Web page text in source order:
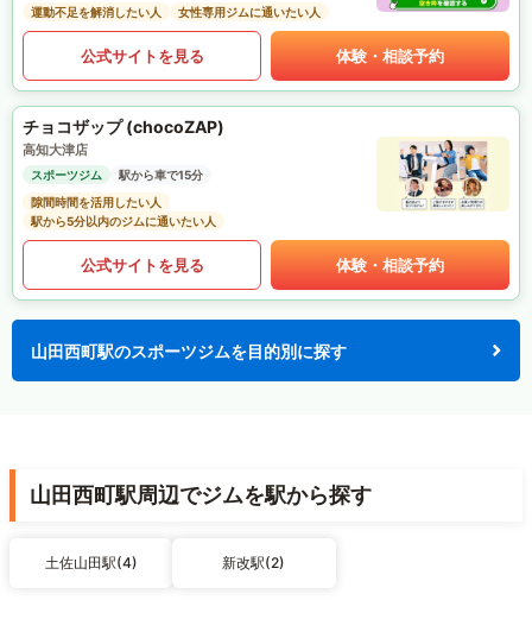
運動不足を解消したい人
女性専用ジムに通いたい人
公式サイトを見る 体験・相談予約
チョコザップ (chocoZAP)
高知大津店
スポーツジム
駅から車で15分
隙間時間を活用したい人
駅から5分以内のジムに通いたい人
公式サイトを見る 体験・相談予約
山田西町駅のスポーツジムを目的別に探す
山田西町駅周辺でジムを駅から探す
土佐山田駅(4) 新改駅(2)